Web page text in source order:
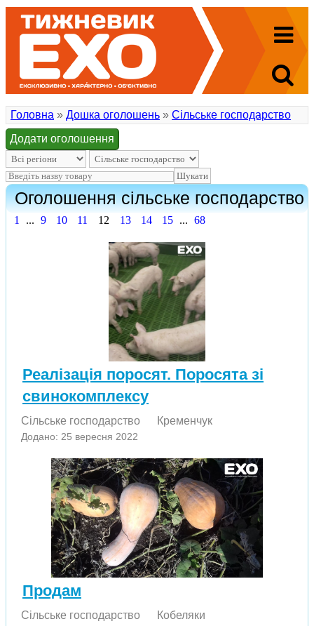
Головна » Дошка оголошень » Сільське господарство
Додати оголошення
Оголошення сільське господарство
1 ... 9 10 11 12 13 14 15 ... 68
Реалізація поросят. Поросята зі
свинокомплексу
Сільське господарство Кременчук
Додано: 25 вересня 2022
Продам
Сільське господарство Кобеляки